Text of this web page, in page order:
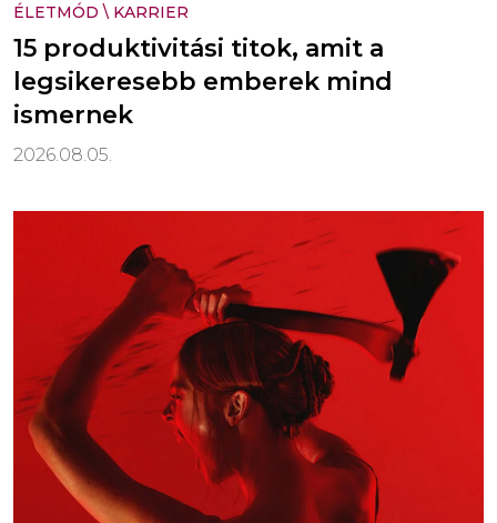
ÉLETMÓD \ KARRIER
15 produktivitási titok, amit a
legsikeresebb emberek mind
ismernek
2026.08.05.